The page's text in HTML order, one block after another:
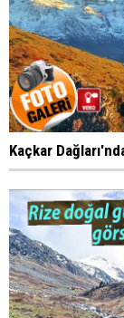
Kaçkar